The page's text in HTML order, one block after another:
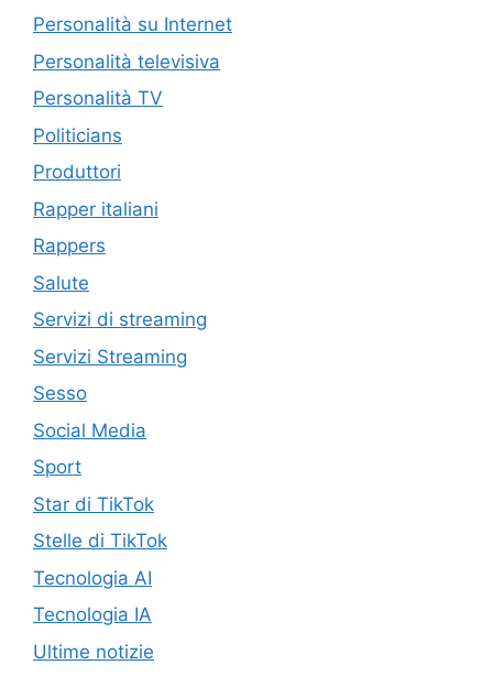
Personalità su Internet
Personalità televisiva
Personalità TV
Politicians
Produttori
Rapper italiani
Rappers
Salute
Servizi di streaming
Servizi Streaming
Sesso
Social Media
Sport
Star di TikTok
Stelle di TikTok
Tecnologia AI
Tecnologia IA
Ultime notizie